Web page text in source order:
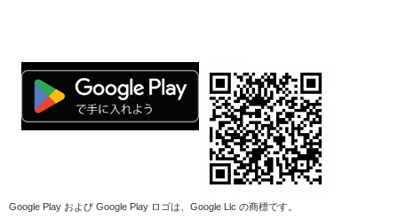
Google Play および Google Play ロゴは、Google Llc の商標です。